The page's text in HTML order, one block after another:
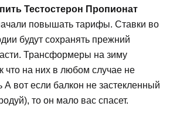
Тестостерон Пропионат
повышать тарифы. Ставки во
будут сохранять прежний
Трансформеры на зиму
что на них в любом случае не
А вот если балкон не застекленный
то он мало вас спасет.